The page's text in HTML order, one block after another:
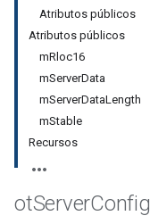
Atributos públicos
Atributos públicos
mRloc16
mServerData
mServerDataLength
mStable
Recursos
otServerConfig